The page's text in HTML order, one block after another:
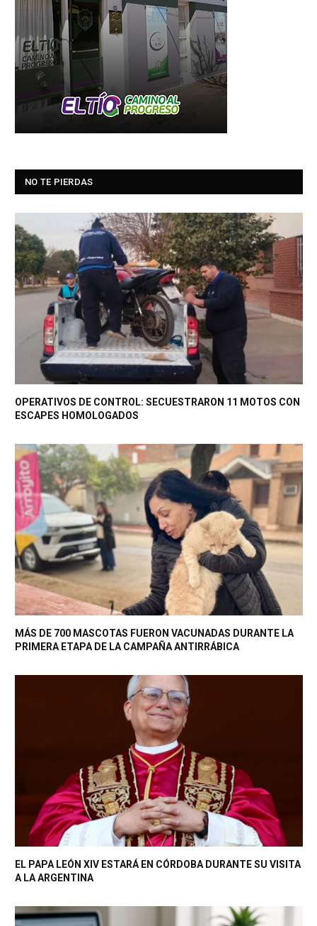
NO TE PIERDAS
OPERATIVOS DE CONTROL: SECUESTRARON 11 MOTOS CON
ESCAPES HOMOLOGADOS
MÁS DE 700 MASCOTAS FUERON VACUNADAS DURANTE LA
PRIMERA ETAPA DE LA CAMPAÑA ANTIRRÁBICA
EL PAPA LEÓN XIV ESTARÁ EN CÓRDOBA DURANTE SU VISITA
A LA ARGENTINA